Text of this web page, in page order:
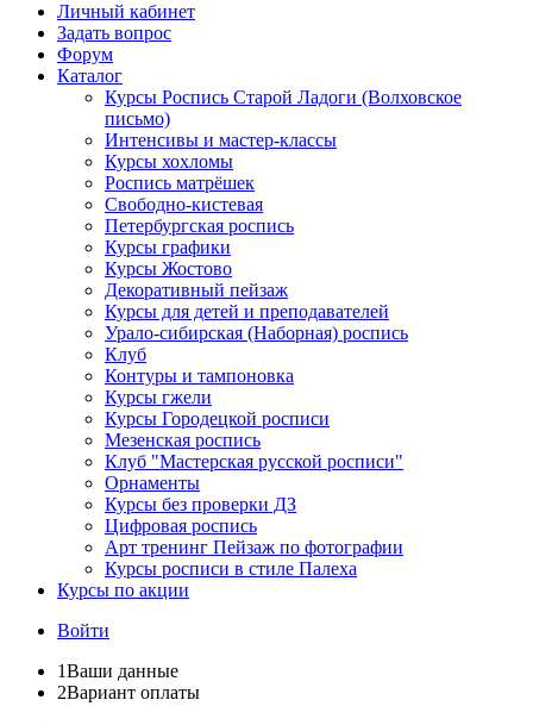
Личный кабинет
Задать вопрос
Форум
Каталог
Курсы Роспись Старой Ладоги (Волховское
письмо)
Интенсивы и мастер-классы
Курсы хохломы
Роспись матрёшек
Свободно-кистевая
Петербургская роспись
Курсы графики
Курсы Жостово
Декоративный пейзаж
Курсы для детей и преподавателей
Урало-сибирская (Наборная) роспись
Клуб
Контуры и тампоновка
Курсы гжели
Курсы Городецкой росписи
Мезенская роспись
Клуб "Мастерская русской росписи"
Орнаменты
Курсы без проверки ДЗ
Цифровая роспись
Арт тренинг Пейзаж по фотографии
Курсы росписи в стиле Палеха
Курсы по акции
Войти
1Ваши данные
2Вариант оплаты